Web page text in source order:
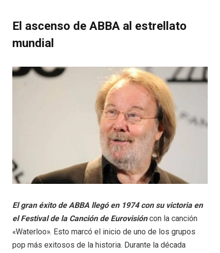
El ascenso de ABBA al estrellato
mundial
El gran éxito de ABBA llegó en 1974 con su victoria en
el Festival de la Canción de Eurovisióncon la canción
«Waterloo». Esto marcó el inicio de uno de los grupos
pop más exitosos de la historia. Durante la década